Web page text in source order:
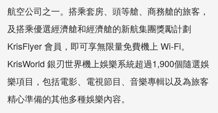
航空公司之一。搭乘套房、頭等艙、商務艙的旅客，
及搭乘優選經濟艙和經濟艙的新航集團獎勵計劃
KrisFlyer 會員，即可享無限量免費機上 Wi-Fi。
KrisWorld 銀刃世界機上娛樂系統超過1,900個隨選娛
樂項目，包括電影、電視節目、音樂專輯以及為旅客
精心準備的其他多種娛樂內容。